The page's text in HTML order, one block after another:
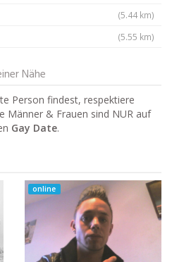
(5.44 km)
(5.55 km)
Nähe
Person findest, respektiere
Männer & Frauen sind NUR auf
Gay Date.
online